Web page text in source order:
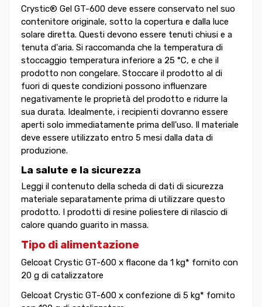
Crystic® Gel GT-600 deve essere conservato nel suo
contenitore originale, sotto la copertura e dalla luce
solare diretta. Questi devono essere tenuti chiusi e a
tenuta d'aria. Si raccomanda che la temperatura di
stoccaggio temperatura inferiore a 25 °C, e che il
prodotto non congelare. Stoccare il prodotto al di
fuori di queste condizioni possono influenzare
negativamente le proprietà del prodotto e ridurre la
sua durata. Idealmente, i recipienti dovranno essere
aperti solo immediatamente prima dell'uso. Il materiale
deve essere utilizzato entro 5 mesi dalla data di
produzione.
La salute e la sicurezza
Leggi il contenuto della scheda di dati di sicurezza
materiale separatamente prima di utilizzare questo
prodotto. I prodotti di resine poliestere di rilascio di
calore quando guarito in massa.
Tipo di alimentazione
Gelcoat Crystic GT-600 x flacone da 1 kg* fornito con
20 g di catalizzatore
Gelcoat Crystic GT-600 x confezione di 5 kg* fornito